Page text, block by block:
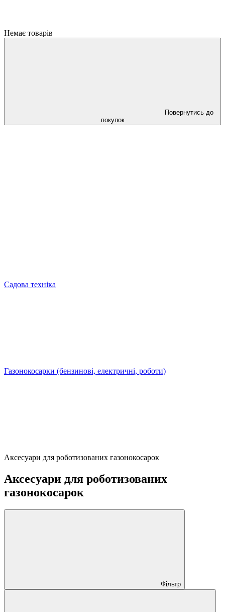
Немає товарів
Повернутись до
покупок
Садова техніка
Газонокосарки (бензинові, електричні, роботи)
Аксесуари для роботизованих газонокосарок
Аксесуари для роботизованих
газонокосарок
Фільтр